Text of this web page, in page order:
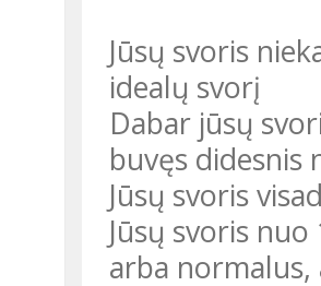
Jūsų svoris
idealų svorį
Dabar jūsų
buvęs didesnis
Jūsų svoris
Jūsų svoris
arba normalus,